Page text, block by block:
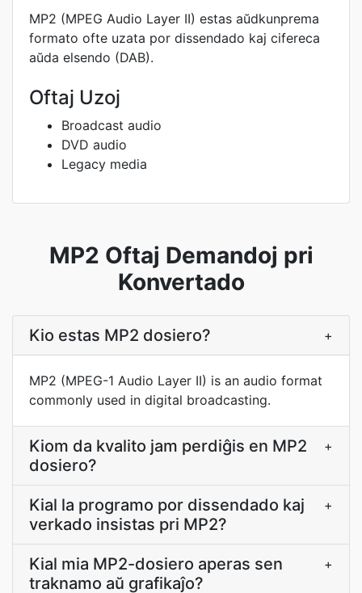
MP2 (MPEG Audio Layer II) estas aŭdkunprema
formato ofte uzata por dissendado kaj cifereca
aŭda elsendo (DAB).
Oftaj Uzoj
Broadcast audio
DVD audio
Legacy media
MP2 Oftaj Demandoj pri
Konvertado
Kio estas MP2 dosiero? +
MP2 (MPEG-1 Audio Layer II) is an audio format
commonly used in digital broadcasting.
Kiom da kvalito jam perdiĝis en MP2
dosiero?
+
Kial la programo por dissendado kaj
verkado insistas pri MP2?
+
Kial mia MP2-dosiero aperas sen
traknamo aŭ grafikaĵo?
+